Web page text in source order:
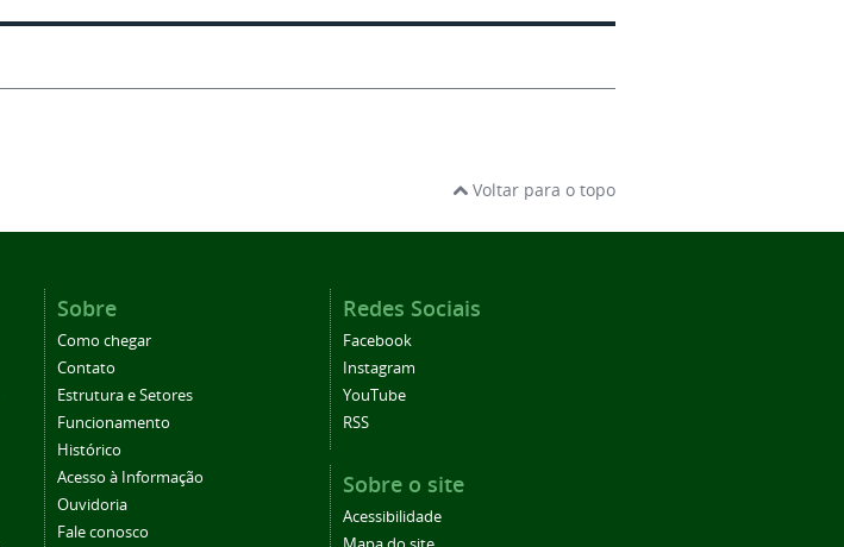
Voltar para o topo
Sobre
Como chegar
Contato
Estrutura e Setores
Funcionamento
Histórico
Acesso à Informação
Ouvidoria
Fale conosco
Redes Sociais
Facebook
Instagram
YouTube
RSS
Sobre o site
Acessibilidade